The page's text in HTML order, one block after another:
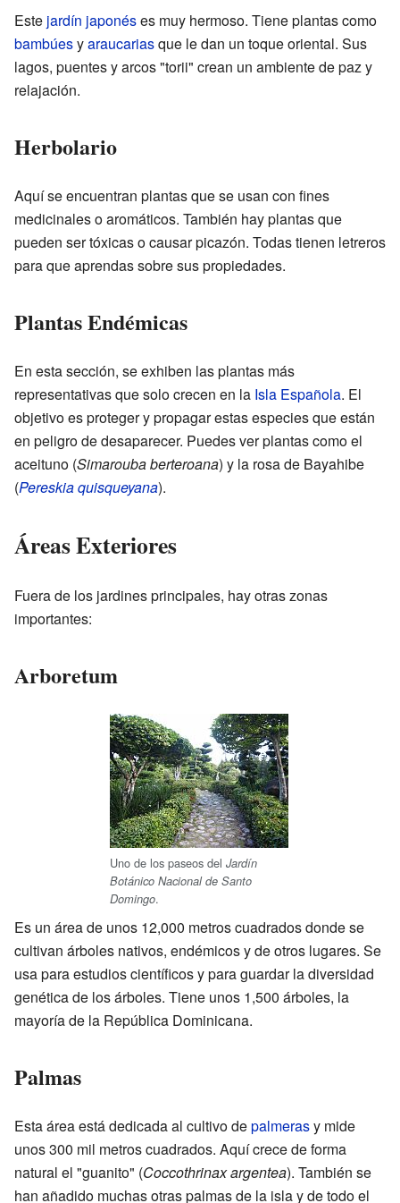
Este jardín japonéses muy hermoso. Tiene plantas como
bambúesyaraucariasque le dan un toque oriental. Sus
lagos, puentes y arcos "torii" crean un ambiente de paz y
relajación.
Herbolario
Aquí se encuentran plantas que se usan con fines
medicinales o aromáticos. También hay plantas que
pueden ser tóxicas o causar picazón. Todas tienen letreros
para que aprendas sobre sus propiedades.
Plantas Endémicas
En esta sección, se exhiben las plantas más
representativas que solo crecen en la Isla Española. El
objetivo es proteger y propagar estas especies que están
en peligro de desaparecer. Puedes ver plantas como el
aceituno (Simarouba berteroana) y la rosa de Bayahibe
(Pereskia quisqueyana).
Áreas Exteriores
Fuera de los jardines principales, hay otras zonas
importantes:
Arboretum
Uno de los paseos del Jardín
Botánico Nacional de Santo
Domingo.
Es un área de unos 12,000 metros cuadrados donde se
cultivan árboles nativos, endémicos y de otros lugares. Se
usa para estudios científicos y para guardar la diversidad
genética de los árboles. Tiene unos 1,500 árboles, la
mayoría de la República Dominicana.
Palmas
Esta área está dedicada al cultivo depalmerasy mide
unos 300 mil metros cuadrados. Aquí crece de forma
natural el "guanito" (Coccothrinax argentea). También se
han añadido muchas otras palmas de la isla y de todo el